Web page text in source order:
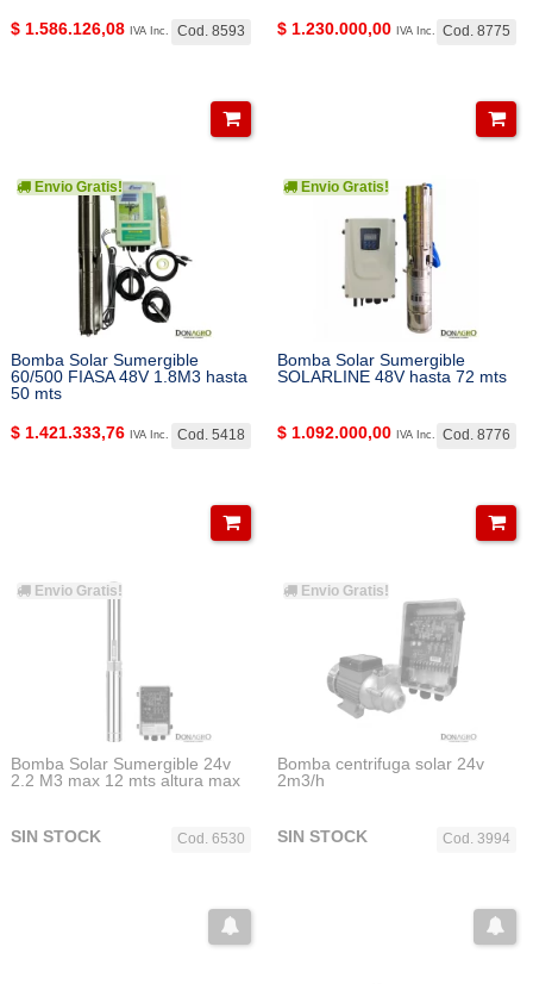
Cod. 8593
$ 1.586.126,08 IVA Inc. Cod. 8775
$ 1.230.000,00 IVA Inc.
Envio Gratis!
Bomba Solar Sumergible
60/500 FIASA 48V 1.8M3 hasta
50 mts
Cod. 5418
$ 1.421.333,76 IVA Inc.
Envio Gratis!
Bomba Solar Sumergible
SOLARLINE 48V hasta 72 mts
Cod. 8776
$ 1.092.000,00 IVA Inc.
Envio Gratis!
Bomba Solar Sumergible 24v
2.2 M3 max 12 mts altura max
Cod. 6530
SIN STOCK
Envio Gratis!
Bomba centrifuga solar 24v
2m3/h
Cod. 3994
SIN STOCK